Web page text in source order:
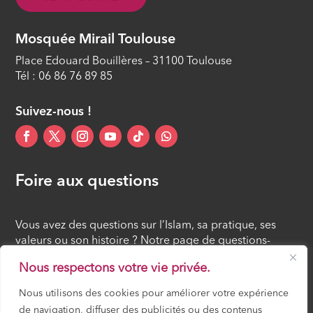
Nous respectons votre vie privée.
Nous utilisons des cookies pour améliorer votre expérience
de navigation, diffuser des publicités ou des contenus
Mosquée Mirail Toulouse
Place Edouard Bouillères – 31100 Toulouse
Tél : 06 86 76 89 85
Suivez-nous !
Foire aux questions
Vous avez des questions sur l’Islam, sa pratique, ses
valeurs ou son histoire ? Notre page de questions-
réponses rassemble des réponses claires et accessibles
à tous, croyants ou simples curieux.